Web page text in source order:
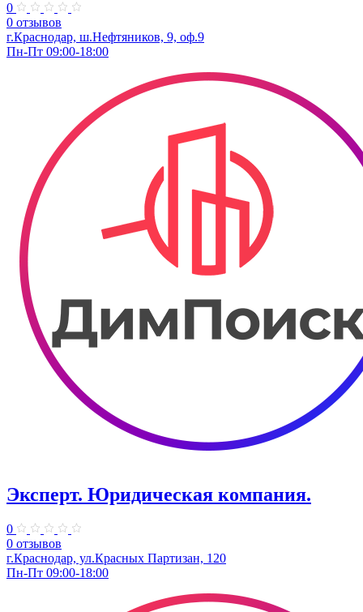
0
0 отзывов
г.Краснодар, ш.Нефтяников, 9, оф.9
Пн-Пт 09:00-18:00
Эксперт. Юридическая компания.
0
0 отзывов
г.Краснодар, ул.Красных Партизан, 120
Пн-Пт 09:00-18:00